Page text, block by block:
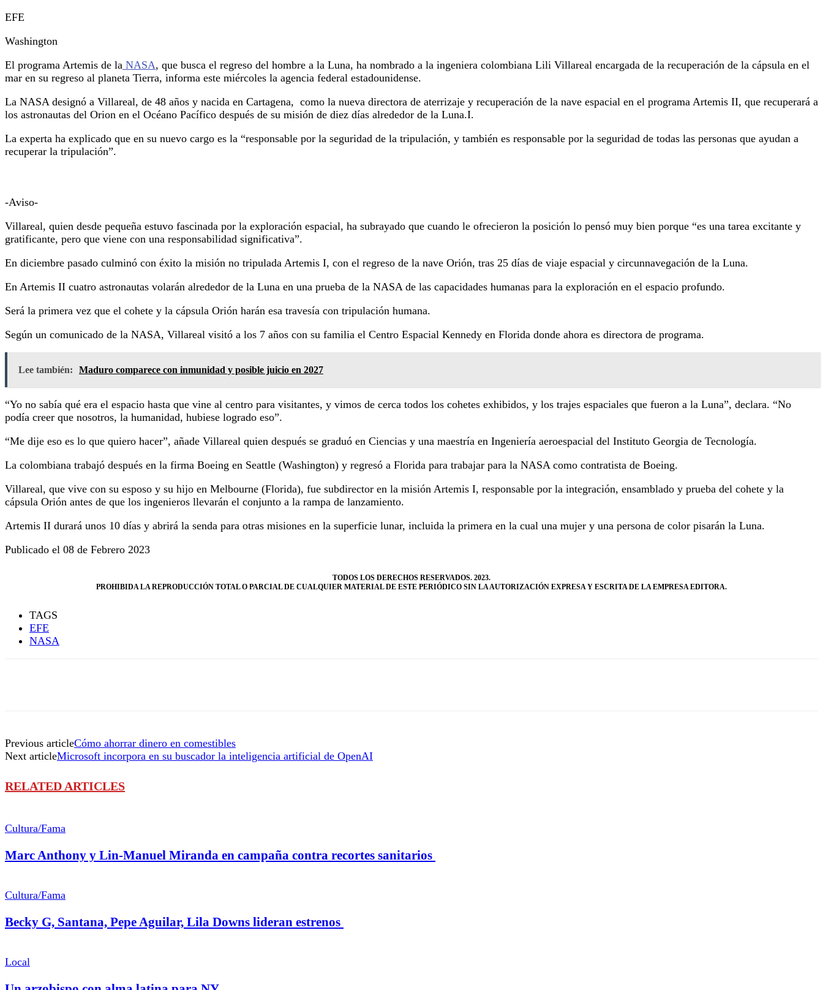
EFE
Washington
El programa Artemis de la NASA, que busca el regreso del hombre a la Luna, ha nombrado a la ingeniera colombiana Lili Villareal encargada de la recuperación de la cápsula en el
mar en su regreso al planeta Tierra, informa este miércoles la agencia federal estadounidense.
La NASA designó a Villareal, de 48 años y nacida en Cartagena, como la nueva directora de aterrizaje y recuperación de la nave espacial en el programa Artemis II, que recuperará a
los astronautas del Orion en el Océano Pacífico después de su misión de diez días alrededor de la Luna.I.
La experta ha explicado que en su nuevo cargo es la “responsable por la seguridad de la tripulación, y también es responsable por la seguridad de todas las personas que ayudan a
recuperar la tripulación”.
-Aviso-
Villareal, quien desde pequeña estuvo fascinada por la exploración espacial, ha subrayado que cuando le ofrecieron la posición lo pensó muy bien porque “es una tarea excitante y
gratificante, pero que viene con una responsabilidad significativa”.
En diciembre pasado culminó con éxito la misión no tripulada Artemis I, con el regreso de la nave Orión, tras 25 días de viaje espacial y circunnavegación de la Luna.
En Artemis II cuatro astronautas volarán alrededor de la Luna en una prueba de la NASA de las capacidades humanas para la exploración en el espacio profundo.
Será la primera vez que el cohete y la cápsula Orión harán esa travesía con tripulación humana.
Según un comunicado de la NASA, Villareal visitó a los 7 años con su familia el Centro Espacial Kennedy en Florida donde ahora es directora de programa.
Lee también: Maduro comparece con inmunidad y posible juicio en 2027
“Yo no sabía qué era el espacio hasta que vine al centro para visitantes, y vimos de cerca todos los cohetes exhibidos, y los trajes espaciales que fueron a la Luna”, declara. “No
podía creer que nosotros, la humanidad, hubiese logrado eso”.
“Me dije eso es lo que quiero hacer”, añade Villareal quien después se graduó en Ciencias y una maestría en Ingeniería aeroespacial del Instituto Georgia de Tecnología.
La colombiana trabajó después en la firma Boeing en Seattle (Washington) y regresó a Florida para trabajar para la NASA como contratista de Boeing.
Villareal, que vive con su esposo y su hijo en Melbourne (Florida), fue subdirector en la misión Artemis I, responsable por la integración, ensamblado y prueba del cohete y la
cápsula Orión antes de que los ingenieros llevarán el conjunto a la rampa de lanzamiento.
Artemis II durará unos 10 días y abrirá la senda para otras misiones en la superficie lunar, incluida la primera en la cual una mujer y una persona de color pisarán la Luna.
Publicado el 08 de Febrero 2023
TODOS LOS DERECHOS RESERVADOS. 2023.
PROHIBIDA LA REPRODUCCIÓN TOTAL O PARCIAL DE CUALQUIER MATERIAL DE ESTE PERIÓDICO SIN LA AUTORIZACIÓN EXPRESA Y ESCRITA DE LA EMPRESA EDITORA.
TAGS
EFE
NASA
Previous articleCómo ahorrar dinero en comestibles
Next articleMicrosoft incorpora en su buscador la inteligencia artificial de OpenAI
RELATED ARTICLES
Cultura/Fama
Marc Anthony y Lin-Manuel Miranda en campaña contra recortes sanitarios
Cultura/Fama
Becky G, Santana, Pepe Aguilar, Lila Downs lideran estrenos
Local